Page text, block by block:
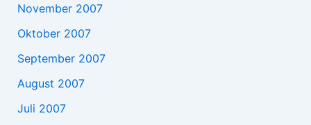
November 2007
Oktober 2007
September 2007
August 2007
Juli 2007